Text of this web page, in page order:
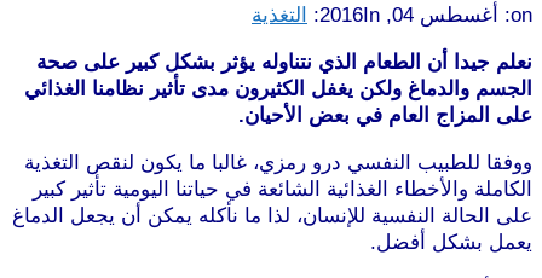
on: أغسطس 04, 2016 In: التغذية
نعلم جيدا أن الطعام الذي نتناوله يؤثر بشكل كبير على صحة
الجسم والدماغ ولكن يغفل الكثيرون مدى تأثير نظامنا الغذائي
على المزاج العام في بعض الأحيان.
ووفقا للطبيب النفسي درو رمزي، غالبا ما يكون لنقص التغذية
الكاملة والأخطاء الغذائية الشائعة في حياتنا اليومية تأثير كبير
على الحالة النفسية للإنسان، لذا ما نأكله يمكن أن يجعل الدماغ
يعمل بشكل أفضل.